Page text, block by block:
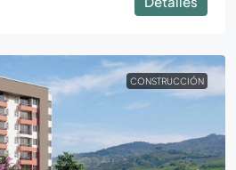
CONSTRUCCIÓN